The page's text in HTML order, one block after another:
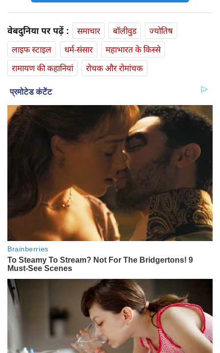
वेबदुनिया पर पढ़ें : समाचार बॉलीवुड
ज्योतिष
लाइफ स्‍टाइल
धर्म-संसार
महाभारत के किस्से
रामायण की कहानियां
रोचक और रोमांचक